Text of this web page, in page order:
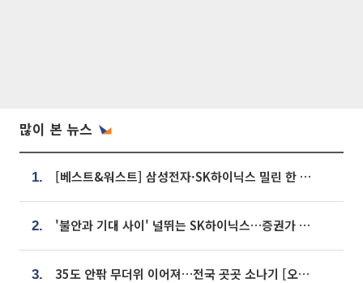
많이 본 뉴스
1. [베스트&워스트] 삼성전자·SK하이닉스 밀린 한 주…상상인증권은 85% 급등
2. '불안과 기대 사이' 널뛰는 SK하이닉스…증권가 "HBM4·LTA 기반 펀터멘털 견고"
3. 35도 안팎 무더위 이어져…전국 곳곳 소나기 [오늘 날씨]